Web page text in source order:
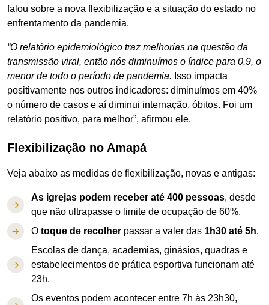
falou sobre a nova flexibilização e a situação do estado no
enfrentamento da pandemia.
“O relatório epidemiológico traz melhorias na questão da
transmissão viral, então nós diminuímos o índice para 0.9, o
menor de todo o período de pandemia. Isso impacta
positivamente nos outros indicadores: diminuímos em 40%
o número de casos e aí diminui internação, óbitos. Foi um
relatório positivo, para melhor”, afirmou ele.
Flexibilização no Amapá
Veja abaixo as medidas de flexibilização, novas e antigas:
As igrejas podem receber até 400 pessoas, desde
que não ultrapasse o limite de ocupação de 60%.
O toque de recolher passar a valer das 1h30 até 5h.
Escolas de dança, academias, ginásios, quadras e
estabelecimentos de prática esportiva funcionam até
23h.
Os eventos podem acontecer entre 7h às 23h30,